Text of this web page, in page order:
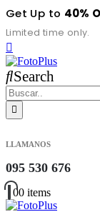
Get Up to 40%
Limited time only.
Search
LLAMANOS
095 530 676
00 items